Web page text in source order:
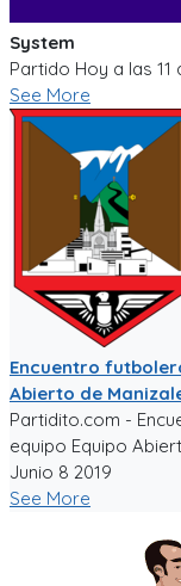
System
Partido Hoy a las 11
See More
Encuentro
Abierto de
Partidito.com -
equipo Equipo
Junio 8 2019
See More